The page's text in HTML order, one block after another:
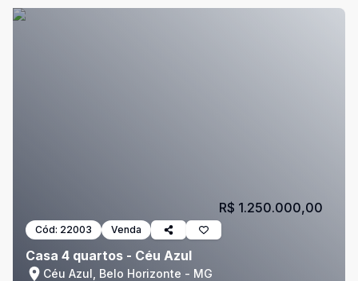
Cód: 22003 Venda
Casa 4 quartos - Céu Azul
Céu Azul, Belo Horizonte - MG
R$ 1.250.000,00